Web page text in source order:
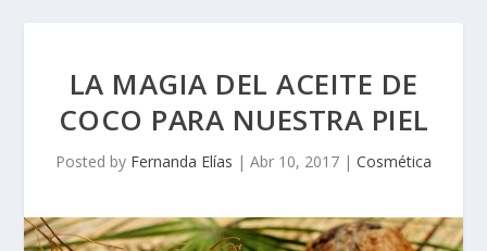
LA MAGIA DEL ACEITE DE
COCO PARA NUESTRA PIEL
Posted by Fernanda Elías | Abr 10, 2017 | Cosmética